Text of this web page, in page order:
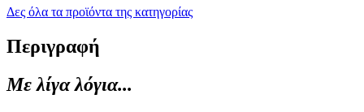
Δες όλα τα προϊόντα της κατηγορίας
Περιγραφή
Με λίγα λόγια...